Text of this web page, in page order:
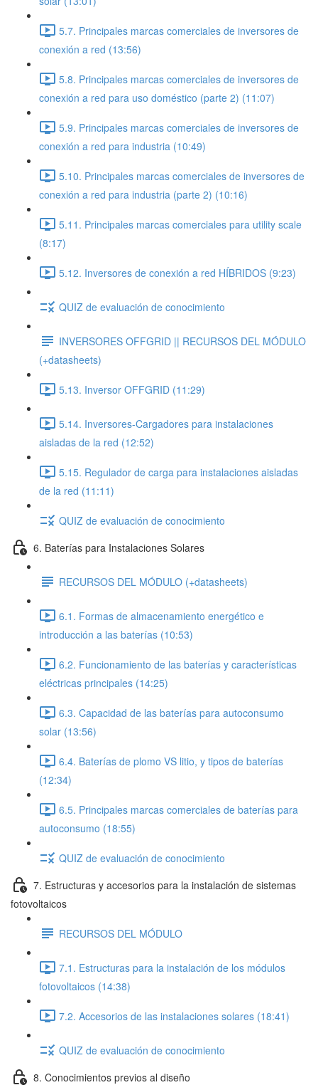
5.7. Principales marcas comerciales de inversores de
conexión a red (13:56)
5.8. Principales marcas comerciales de inversores de
conexión a red para uso doméstico (parte 2) (11:07)
5.9. Principales marcas comerciales de inversores de
conexión a red para industria (10:49)
5.10. Principales marcas comerciales de inversores de
conexión a red para industria (parte 2) (10:16)
5.11. Principales marcas comerciales para utility scale
(8:17)
5.12. Inversores de conexión a red HÍBRIDOS (9:23)
QUIZ de evaluación de conocimiento
INVERSORES OFFGRID || RECURSOS DEL MÓDULO
(+datasheets)
5.13. Inversor OFFGRID (11:29)
5.14. Inversores-Cargadores para instalaciones
aisladas de la red (12:52)
5.15. Regulador de carga para instalaciones aisladas
de la red (11:11)
QUIZ de evaluación de conocimiento
6. Baterías para Instalaciones Solares
RECURSOS DEL MÓDULO (+datasheets)
6.1. Formas de almacenamiento energético e
introducción a las baterías (10:53)
6.2. Funcionamiento de las baterías y características
eléctricas principales (14:25)
6.3. Capacidad de las baterías para autoconsumo
solar (13:56)
6.4. Baterías de plomo VS litio, y tipos de baterías
(12:34)
6.5. Principales marcas comerciales de baterías para
autoconsumo (18:55)
QUIZ de evaluación de conocimiento
7. Estructuras y accesorios para la instalación de sistemas
fotovoltaicos
RECURSOS DEL MÓDULO
7.1. Estructuras para la instalación de los módulos
fotovoltaicos (14:38)
7.2. Accesorios de las instalaciones solares (18:41)
QUIZ de evaluación de conocimiento
8. Conocimientos previos al diseño